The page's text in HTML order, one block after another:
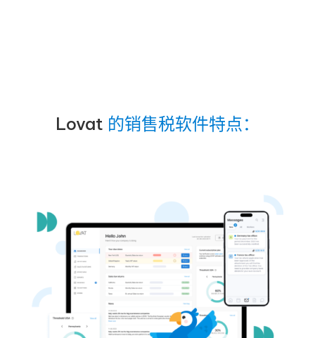
Lovat 的销售税软件特点：